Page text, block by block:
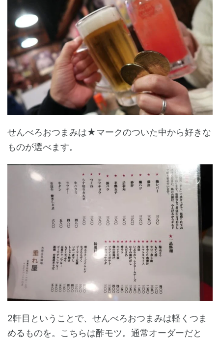
せんべろおつまみは★マークのついた中から好きな
ものが選べます。
2軒目ということで、せんべろおつまみは軽くつま
めるものを。こちらは酢モツ。通常オーダーだと